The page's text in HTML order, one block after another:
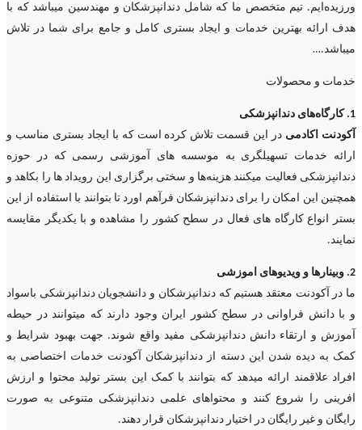
ورزیده‌‌ایم. تیم متخصص ما که شامل دندانپزشکان و مهندسین میباشد که با
هدف ارائه بهترین خدمات و ایجاد بستری کامل و جامع برای شما در تلاش
میباشد.…
خدمات و محصولات
1. کارگاه‌های دندانپزشکی
آکودنت اکادمی در این قسمت تلاش کرده است که با ایجاد بستری مناسب و
ارائه خدمات تسهیلگری به موسسه های آموزشی رسمی که در حوزه
دندانپزشکی فعالیت میکنند هزینه‌ها و سختی برگزاری این رویداد ها را بکاهد و
همچنین این امکان را برای دندانپزشکان فرآهم اورد تا بتوانند با استفاده از این
بستر انواع کارگاه های فعال در سطح کشور را مشاهده و با یکدیگر مقایسه
نمایند.
2. وبینارها و ویدیوهای اموزشی
ما در آکودنت معتقد هستیم که دندانپزشکان و دانشجویان دندانپزشکی باسواد
و با دانش فراوانی در سطح کشور ایران وجود دارند که میتوانند در حیطه
آموزش و ارتقاء دانش دندانپزشکی مفید واقع شوند. جهت بهبود شرایط و
کمک به دیده شدن این دسته از دندانپزشکان آکودنت خدمات اختصاصی به
افراد علاقمند ارائه میدهد که بتوانند با کمک این بستر تولید محتوا و ارزش
افرینی را شروع کنند و محتواهای علمی دندانپزشکی متنوعی به صورت
رایگان و غیر رایگان در اختیار دندانپزشکان قرار دهند.